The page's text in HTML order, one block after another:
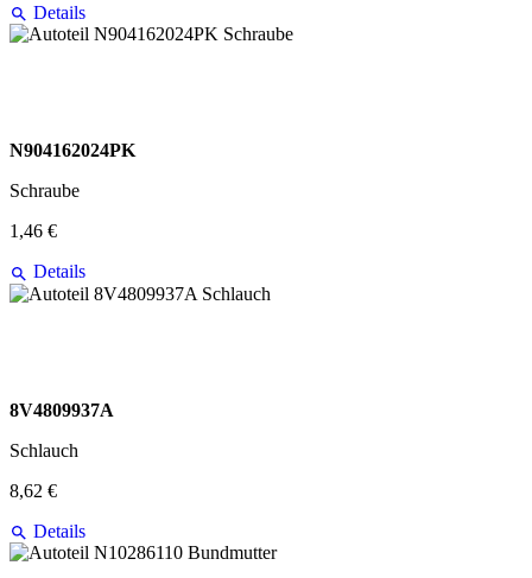
Details
N904162024PK
Schraube
1,46 €
Details
8V4809937A
Schlauch
8,62 €
Details